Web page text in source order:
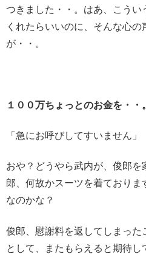
つきました・・。はあ、こうい
くれたらいいのに、そんな心
が・・。
１００万ちょっとのお金を・・。
「急にお呼びしてすいません」
おや？どうやら武内が、俊郎
郎、何故かスーツを着ておりま
なのかな？
俊郎、慰謝料を返してしまった
として、またもらえると期待